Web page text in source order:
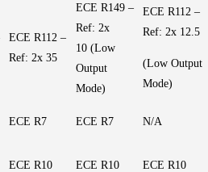
ECE R112 –
Ref: 2x 35
ECE R149 –
Ref: 2x
10 (Low
Output
Mode)
ECE R112 –
Ref: 2x 12.5
(Low Output
Mode)
ECE R7 ECE R7 N/A
ECE R10 ECE R10 ECE R10